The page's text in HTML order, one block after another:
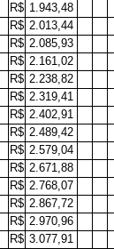
R$ 1.943,48
R$ 2.013,44
R$ 2.085,93
R$ 2.161,02
R$ 2.238,82
R$ 2.319,41
R$ 2.402,91
R$ 2.489,42
R$ 2.579,04
R$ 2.671,88
R$ 2.768,07
R$ 2.867,72
R$ 2.970,96
R$ 3.077,91